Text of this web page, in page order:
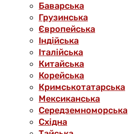
Баварська
Грузинська
Європейська
Індійська
Італійська
Китайська
Корейська
Кримськотатарська
Мексиканська
Середземноморська
Східна